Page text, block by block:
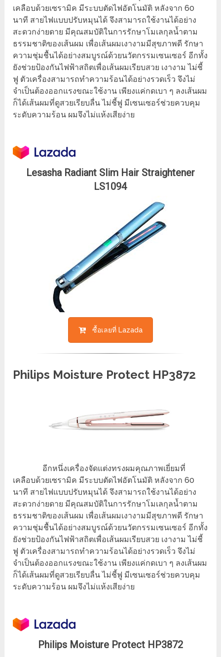
เคลือบด้วยเซรามิค มีระบบตัดไฟอัตโนมัติ หลังจาก 60
นาที สายไฟแบบปรับหมุนได้ จึงสามารถใช้งานได้อย่าง
สะดวกง่ายดาย มีคุณสมบัติในการรักษาโมเลกุลน้ำตาม
ธรรมชาติของเส้นผม เพื่อเส้นผมเงางามมีสุขภาพดี รักษา
ความชุ่มชื้นได้อย่างสมบูรณ์ด้วยนวัตกรรมเซนเซอร์ อีกทั้ง
ยังช่วยป้องกันไฟฟ้าสถิตเพื่อเส้นผมเรียบสวย เงางาม ไม่ชี้
ฟู ตัวเครื่องสามารถทำความร้อนได้อย่างรวดเร็ว จึงไม่
จำเป็นต้องออกแรงขณะใช้งาน เพียงแค่กดเบา ๆ ลงเส้นผม
ก็ได้เส้นผมที่ดูสวยเรียบลื่น ไม่ชี้ฟู มีเซนเซอร์ช่วยควบคุม
ระดับความร้อน ผมจึงไม่แห้งเสียง่าย
Lesasha Radiant Slim Hair Straightener
LS1094
ซื้อเลยที่ Lazada
Philips Moisture Protect HP3872
อีกหนึ่งเครื่องจัดแต่งทรงผมคุณภาพเยี่ยมที่
เคลือบด้วยเซรามิค มีระบบตัดไฟอัตโนมัติ หลังจาก 60
นาที สายไฟแบบปรับหมุนได้ จึงสามารถใช้งานได้อย่าง
สะดวกง่ายดาย มีคุณสมบัติในการรักษาโมเลกุลน้ำตาม
ธรรมชาติของเส้นผม เพื่อเส้นผมเงางามมีสุขภาพดี รักษา
ความชุ่มชื้นได้อย่างสมบูรณ์ด้วยนวัตกรรมเซนเซอร์ อีกทั้ง
ยังช่วยป้องกันไฟฟ้าสถิตเพื่อเส้นผมเรียบสวย เงางาม ไม่ชี้
ฟู ตัวเครื่องสามารถทำความร้อนได้อย่างรวดเร็ว จึงไม่
จำเป็นต้องออกแรงขณะใช้งาน เพียงแค่กดเบา ๆ ลงเส้นผม
ก็ได้เส้นผมที่ดูสวยเรียบลื่น ไม่ชี้ฟู มีเซนเซอร์ช่วยควบคุม
ระดับความร้อน ผมจึงไม่แห้งเสียง่าย
Philips Moisture Protect HP3872